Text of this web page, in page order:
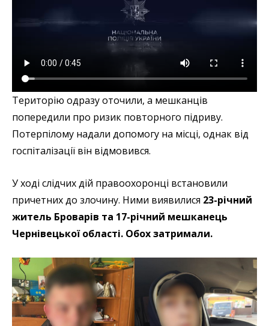
Територію одразу оточили, а мешканців
попередили про ризик повторного підриву.
Потерпілому надали допомогу на місці, однак від
госпіталізації він відмовився.
У ході слідчих дій правоохоронці встановили
причетних до злочину. Ними виявилися 23-річний
житель Броварів та 17-річний мешканець
Чернівецької області. Обох затримали.